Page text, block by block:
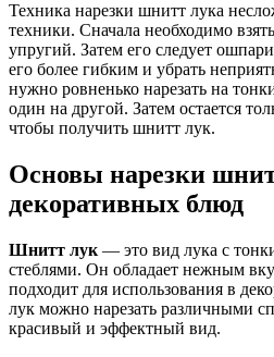
Техника нарезки шнитт лука
техники. Сначала необходимо
упругий. Затем его следует
его более гибким и убрать
нужно ровненько нарезать на
один на другой. Затем остается
чтобы получить шнитт лук.
Основы нарезки
декоративных блюд
Шнитт лук — это вид лука с
стеблями. Он обладает нежным
подходит для использования в
лук можно нарезать различными
красивый и эффектный вид.